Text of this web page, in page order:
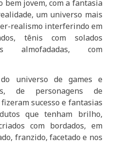
bem jovem, com a fantasia
um universo mais
realismo interferindo em
tênis com solados
almofadadas, com
universo de games e
de personagens de
sucesso e fantasias
que tenham brilho,
com bordados, em
franzido, facetado e nos